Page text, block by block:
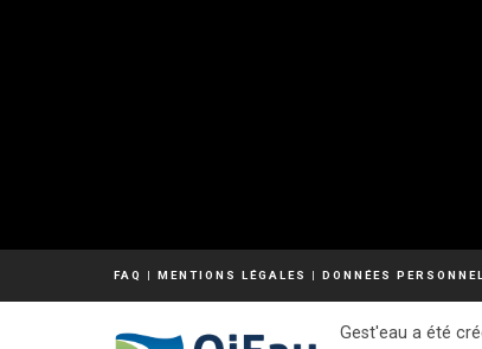
FAQ | MENTIONS LÉGALES | DONNÉES
Gest'eau a été